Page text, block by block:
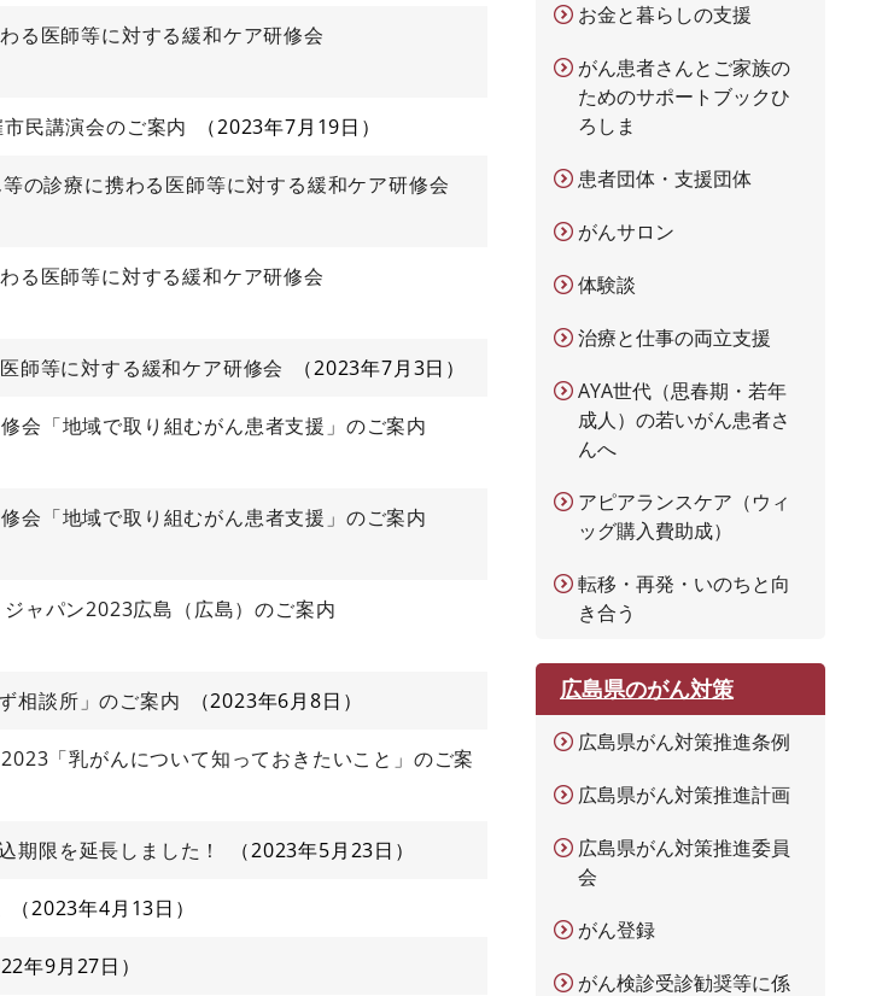
る医師等に対する緩和ケア研修会
民講演会のご案内 2023年7月19日
の診療に携わる医師等に対する緩和ケア研修会
る医師等に対する緩和ケア研修会
師等に対する緩和ケア研修会 2023年7月3日
会「地域で取り組むがん患者支援」のご案内
会「地域で取り組むがん患者支援」のご案内
ャパン2023広島（広島）のご案内
相談所」のご案内 2023年6月8日
「乳がんについて知っておきたいこと」のご案
期限を延長しました！ 2023年5月23日
2023年4月13日
年9月27日
お金と暮らしの支援
がん患者さんとご家族の
ためのサポートブックひ
ろしま
患者団体・支援団体
がんサロン
体験談
治療と仕事の両立支援
AYA世代（思春期・若年
成人）の若いがん患者さ
んへ
アピアランスケア（ウィ
ッグ購入費助成）
転移・再発・いのちと向
き合う
広島県のがん対策
広島県がん対策推進条例
広島県がん対策推進計画
広島県がん対策推進委員
会
がん登録
がん検診受診勧奨等に係